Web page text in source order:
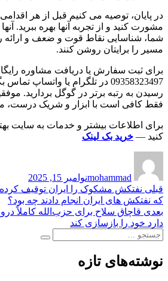
در پایان، توصیه می کنیم قبل از هر
مشورت کنید و از تجربه آنها بهره ببرید.
شما، شناسایی نقاط قوت و ضعف و ارائه
مسیر را برایتان روشن کنند.
برای ثبت سفارش یا دریافت مشاوره
09358323497 در تلگرام یا واتساپ
رسیدن به رتبه برتر در گوگل بردارید.
فقط کافی است با ابزار و شریک درست،
برای اطلاعات بیشتر و خدمات به سایت
کنید — خرید بک لینک
mohammadدر
نوامبر 15, 2025
راهبری
نوشته
قبلی نوشته
قبلی:
نفتکش مشکوک را ایران توقیف
که نفتکش های ایران انجام دادند چه بود؟
بعدی نوشته
بعدی:
قاچاق سلاح برای حزب‌الله کاملاً
دارد خود را بازسازی کند
جستجو
جستجو
نوشته‌های تازه